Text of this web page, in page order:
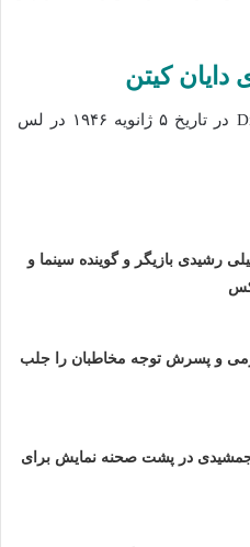
دایان کیتن
دایان کیتن با نام کامل Diane Hall در تاریخ ۵ ژانویه ۱۹۴۶ در لس
رشیدی بازیگر و گوینده سینما و
و پسرش توجه مخاطبان را جلب
در پشت صحنه نمایش برای